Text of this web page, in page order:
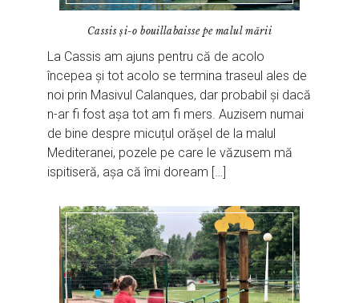
Cassis și-o bouillabaisse pe malul mării
La Cassis am ajuns pentru că de acolo
începea și tot acolo se termina traseul ales de
noi prin Masivul Calanques, dar probabil și dacă
n-ar fi fost așa tot am fi mers. Auzisem numai
de bine despre micuțul orășel de la malul
Mediteranei, pozele pe care le văzusem mă
ispitiseră, așa că îmi doream […]